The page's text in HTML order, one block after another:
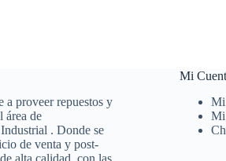
a proveer repuestos y
área de
. Donde se
de venta y post-
alta calidad, con las
Mi
Mi
Mi